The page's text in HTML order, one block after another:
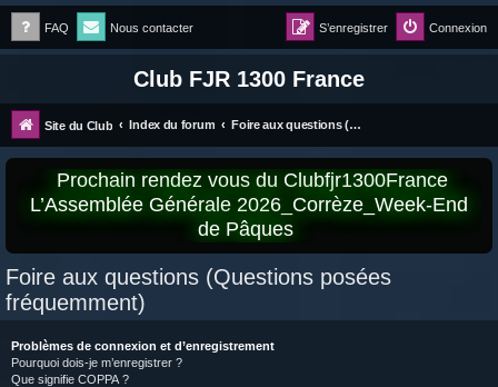
FAQ Nous contacter Connexion
S’enregistrer
Club FJR 1300 France
Site du Club Index du forum Foire aux questions (Questions posées fréquemment)
Prochain rendez vous du Clubfjr1300France
L’Assemblée Générale 2026_Corrèze_Week-End
de Pâques
Foire aux questions (Questions posées
fréquemment)
Problèmes de connexion et d’enregistrement
Pourquoi dois-je m’enregistrer ?
Que signifie COPPA ?